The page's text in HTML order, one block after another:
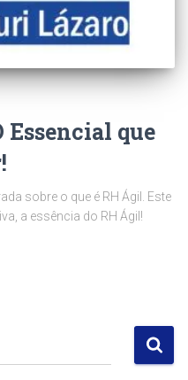
Essencial que
sobre o que é RH Ágil. Este
a essência do RH Ágil!